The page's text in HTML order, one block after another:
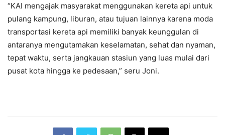
“KAI mengajak masyarakat menggunakan kereta api untuk
pulang kampung, liburan, atau tujuan lainnya karena moda
transportasi kereta api memiliki banyak keunggulan di
antaranya mengutamakan keselamatan, sehat dan nyaman,
tepat waktu, serta jangkauan stasiun yang luas mulai dari
pusat kota hingga ke pedesaan,” seru Joni.